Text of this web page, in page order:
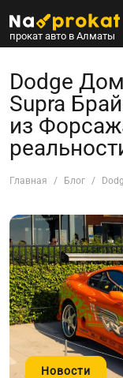
прокат авто в Алматы
Dodge
Supra
из
Главная Блог
Новости